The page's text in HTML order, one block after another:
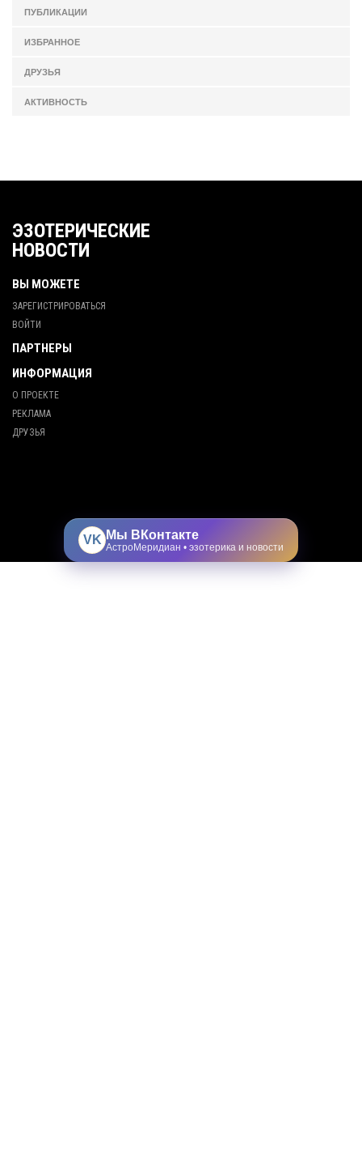
ПУБЛИКАЦИИ
ИЗБРАННОЕ
ДРУЗЬЯ
АКТИВНОСТЬ
ЭЗОТЕРИЧЕСКИЕ
НОВОСТИ
ВЫ МОЖЕТЕ
ЗАРЕГИСТРИРОВАТЬСЯ
ВОЙТИ
ПАРТНЕРЫ
ИНФОРМАЦИЯ
О ПРОЕКТЕ
РЕКЛАМА
ДРУЗЬЯ
VK Мы ВКонтакте
АстроМеридиан • эзотерика и новости